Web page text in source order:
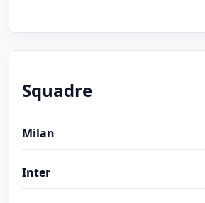
Squadre
Milan
Inter